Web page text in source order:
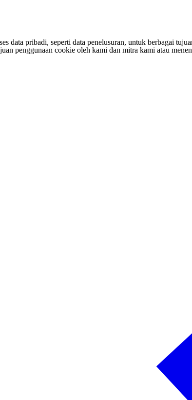
data pribadi, seperti data penelusuran, untuk berbagai
penggunaan cookie oleh kami dan mitra kami atau